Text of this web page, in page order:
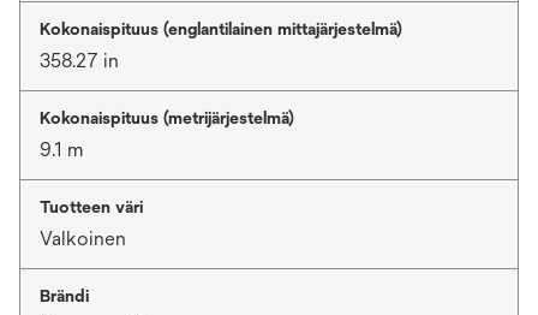
Kokonaispituus (englantilainen mittajärjestelmä)
358.27 in
Kokonaispituus (metrijärjestelmä)
9.1 m
Tuotteen väri
Valkoinen
Brändi